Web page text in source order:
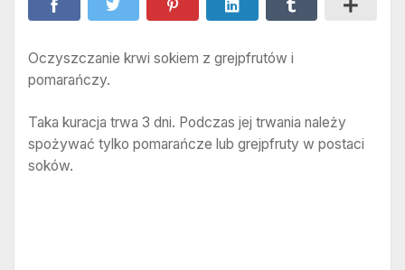
Oczyszczanie krwi sokiem z grejpfrutów i
pomarańczy.
Taka kuracja trwa 3 dni. Podczas jej trwania należy
spożywać tylko pomarańcze lub grejpfruty w postaci
soków.